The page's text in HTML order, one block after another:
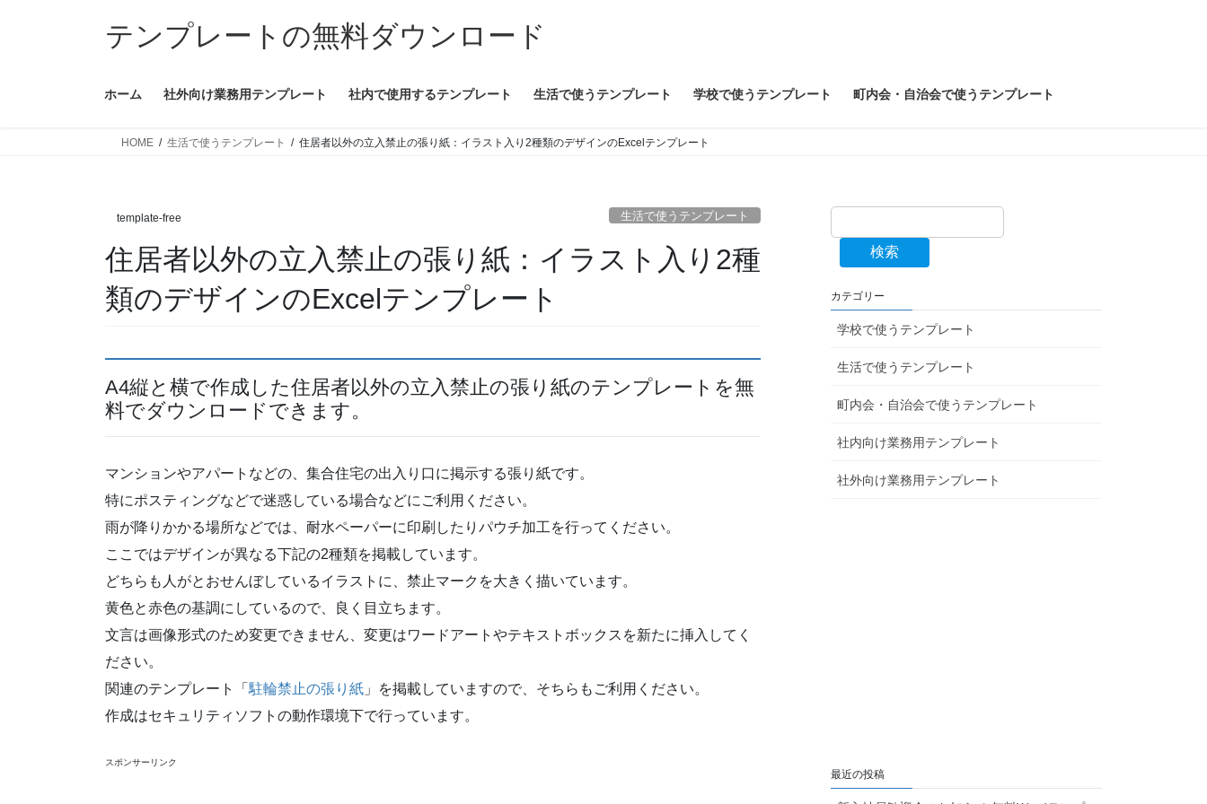
テンプレートの無料ダウンロード
ホーム 社外向け業務用テンプレート 社内で使用するテンプレート 生活で使うテンプレート 学校で使うテンプレート 町内会・自治会で使うテンプレート
HOME 生活で使うテンプレート 住居者以外の立入禁止の張り紙：イラスト入り2種類のデザインのExcelテンプレート
template-free 生活で使うテンプレート
住居者以外の立入禁止の張り紙：イラスト入り2種
類のデザインのExcelテンプレート
A4縦と横で作成した住居者以外の立入禁止の張り紙のテンプレートを無
料でダウンロードできます。
マンションやアパートなどの、集合住宅の出入り口に掲示する張り紙です。
特にポスティングなどで迷惑している場合などにご利用ください。
雨が降りかかる場所などでは、耐水ペーパーに印刷したりパウチ加工を行ってください。
ここではデザインが異なる下記の2種類を掲載しています。
どちらも人がとおせんぼしているイラストに、禁止マークを大きく描いています。
黄色と赤色の基調にしているので、良く目立ちます。
文言は画像形式のため変更できません、変更はワードアートやテキストボックスを新たに挿入してく
ださい。
関連のテンプレート「 駐輪禁止の張り紙 」を掲載していますので、そちらもご利用ください。
作成はセキュリティソフトの動作環境下で行っています。
スポンサーリンク
検索
カテゴリー
学校で使うテンプレート
生活で使うテンプレート
町内会・自治会で使うテンプレート
社内向け業務用テンプレート
社外向け業務用テンプレート
最近の投稿